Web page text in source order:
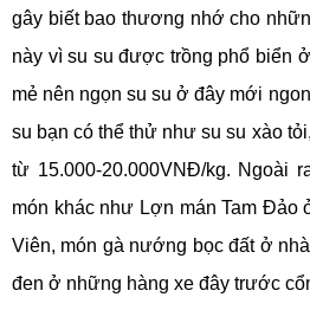
gây biết bao thương nhớ cho
này vì su su được trồng phổ biển
mẻ nên ngọn su su ở đây mới
su bạn có thể thử như su su xào
từ 15.000-20.000VNĐ/kg. Ngoài
món khác như Lợn mán Tam Đảo
Viên, món gà nướng bọc đất ở
đen ở những hàng xe đây trước